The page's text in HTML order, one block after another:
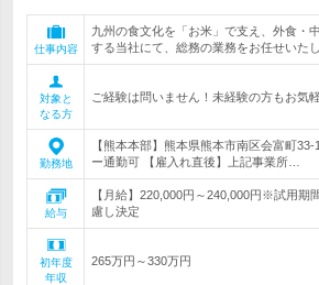
仕事内容
九州の食文化を「お米」で支え、外食・
する当社にて、総務の業務をお任せいたし
対象と
なる方
ご経験は問いません！未経験の方もお気
勤務地
【熊本本部】熊本県熊本市南区会富町
ー通勤可 【雇入れ直後】上記事業所…
給与
【月給】220,000円～240,000円※試用
慮し決定
初年度
年収
265万円～330万円